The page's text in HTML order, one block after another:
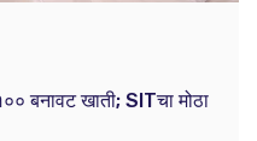
बनावट खाती; SITचा मोठा